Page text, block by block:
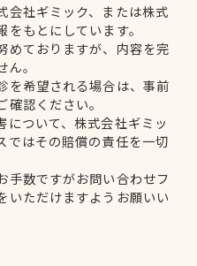
会社ギミック、または株式
もとにしています。
めておりますが、内容を完
。
を希望される場合は、事前
認ください。
について、株式会社ギミッ
ではその賠償の責任を一切
手数ですがお問い合わせフ
いただけますようお願いい